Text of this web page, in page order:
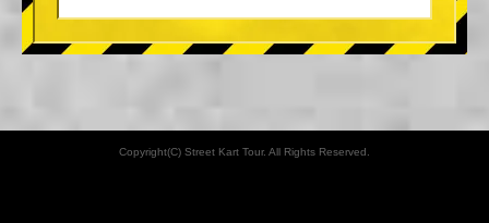
Copyright(C) Street Kart Tour. All Rights Reserved.